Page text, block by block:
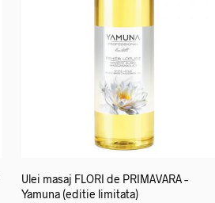
Ulei masaj FLORI de PRIMAVARA –
Yamuna (editie limitata)